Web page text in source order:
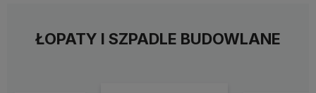
ŁOPATY I SZPADLE BUDOWLANE